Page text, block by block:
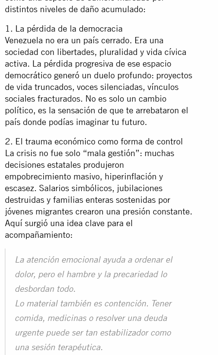
distintos niveles de daño acumulado:
1. La pérdida de la democracia
Venezuela no era un país cerrado. Era una
sociedad con libertades, pluralidad y vida cívica
activa. La pérdida progresiva de ese espacio
democrático generó un duelo profundo: proyectos
de vida truncados, voces silenciadas, vínculos
sociales fracturados. No es solo un cambio
político, es la sensación de que te arrebataron el
país donde podías imaginar tu futuro.
2. El trauma económico como forma de control
La crisis no fue solo “mala gestión”: muchas
decisiones estatales produjeron
empobrecimiento masivo, hiperinflación y
escasez. Salarios simbólicos, jubilaciones
destruidas y familias enteras sostenidas por
jóvenes migrantes crearon una presión constante.
Aquí surgió una idea clave para el
acompañamiento:
La atención emocional ayuda a ordenar el
dolor, pero el hambre y la precariedad lo
desbordan todo.
Lo material también es contención. Tener
comida, medicinas o resolver una deuda
urgente puede ser tan estabilizador como
una sesión terapéutica.